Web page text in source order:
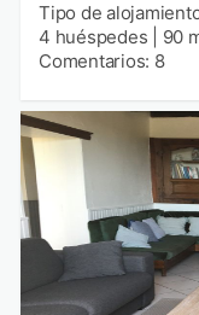
Tipo de
4 huéspedes
90
Comentarios: 8